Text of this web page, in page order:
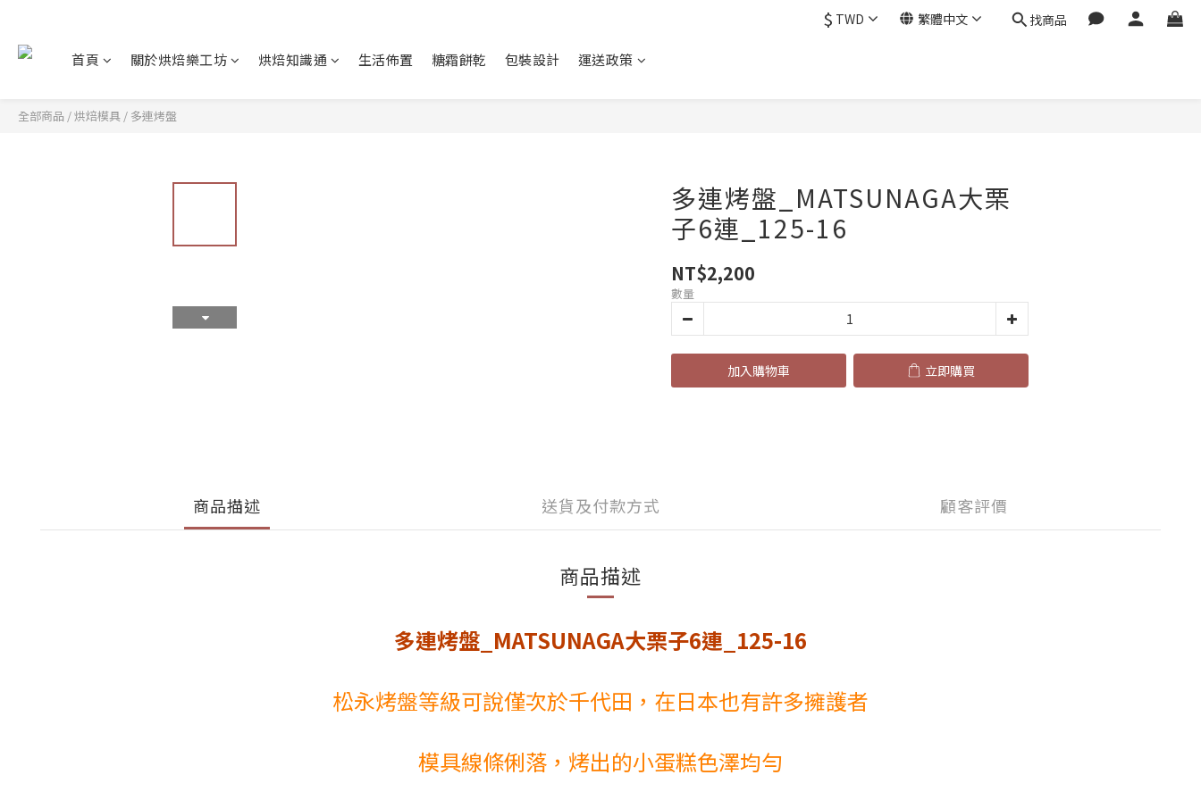
$ TWD 繁體中文 找商品
首頁 關於烘焙樂工坊 烘焙知識通 生活佈置 糖霜餅乾 包裝設計 運送政策
全部商品 /烘焙模具 / 多連烤盤
多連烤盤_MATSUNAGA大栗
子6連_125-16
NT$2,200
數量
加入購物車 立即購買
商品描述 送貨及付款方式 顧客評價
商品描述
多連烤盤_MATSUNAGA大栗子6連_125-16
松永烤盤等級可說僅次於千代田，在日本也有許多擁護者
模具線條俐落，烤出的小蛋糕色澤均勻